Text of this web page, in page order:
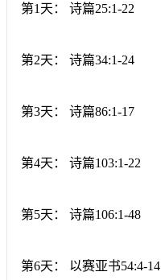
第1 天： 诗篇25:1-22
第2天： 诗篇34:1-24
第3天： 诗篇86:1-17
第4天： 诗篇103:1-22
第5天： 诗篇106:1-48
第6天： 以赛亚书54:4-14